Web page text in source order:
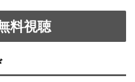
料視聴